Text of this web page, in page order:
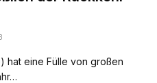
hat eine Fülle von großen